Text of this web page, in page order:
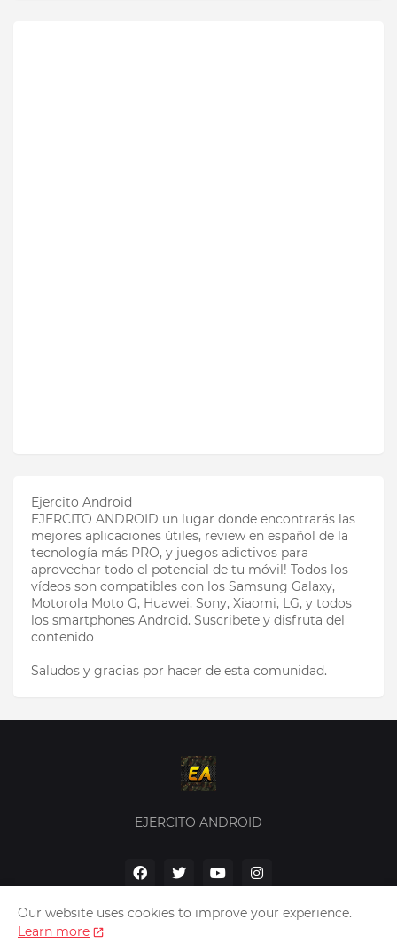
Ejercito Android
EJERCITO ANDROID un lugar donde encontrarás las
mejores aplicaciones útiles, review en español de la
tecnología más PRO, y juegos adictivos para
aprovechar todo el potencial de tu móvil! Todos los
vídeos son compatibles con los Samsung Galaxy,
Motorola Moto G, Huawei, Sony, Xiaomi, LG, y todos
los smartphones Android. Suscribete y disfruta del
contenido
Saludos y gracias por hacer de esta comunidad.
EJERCITO ANDROID
Our website uses cookies to improve your experience.
Learn more